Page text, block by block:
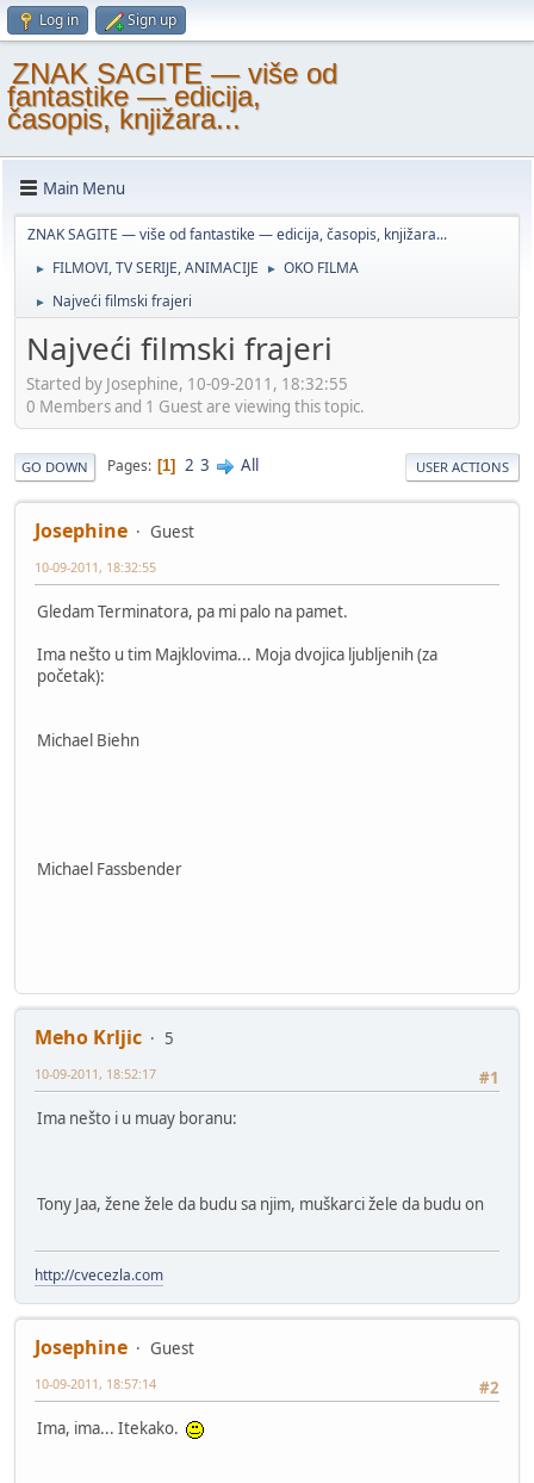
Log in Sign up
ZNAK SAGITE — više od
fantastike — edicija,
časopis, knjižara...
Main Menu
ZNAK SAGITE — više od fantastike — edicija, časopis, knjižara...
► FILMOVI, TV SERIJE, ANIMACIJE ► OKO FILMA
► Najveći filmski frajeri
Najveći filmski frajeri
Started by Josephine, 10-09-2011, 18:32:55
0 Members and 1 Guest are viewing this topic.
GO DOWN Pages 1 2 3 All USER ACTIONS
Josephine Guest
10-09-2011, 18:32:55
Gledam Terminatora, pa mi palo na pamet.
Ima nešto u tim Majklovima... Moja dvojica ljubljenih (za
početak):
Michael Biehn
Michael Fassbender
Meho Krljic
5
#1
10-09-2011, 18:52:17
Ima nešto i u muay boranu:
Tony Jaa, žene žele da budu sa njim, muškarci žele da budu on
http://cvecezla.com
Josephine
Guest
#2
10-09-2011, 18:57:14
Ima, ima... Itekako.